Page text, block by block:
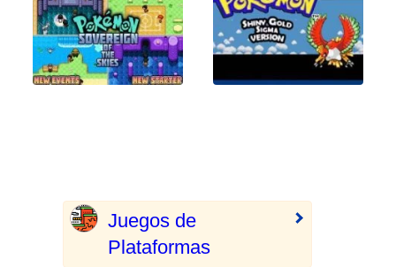
Juegos de
Plataformas